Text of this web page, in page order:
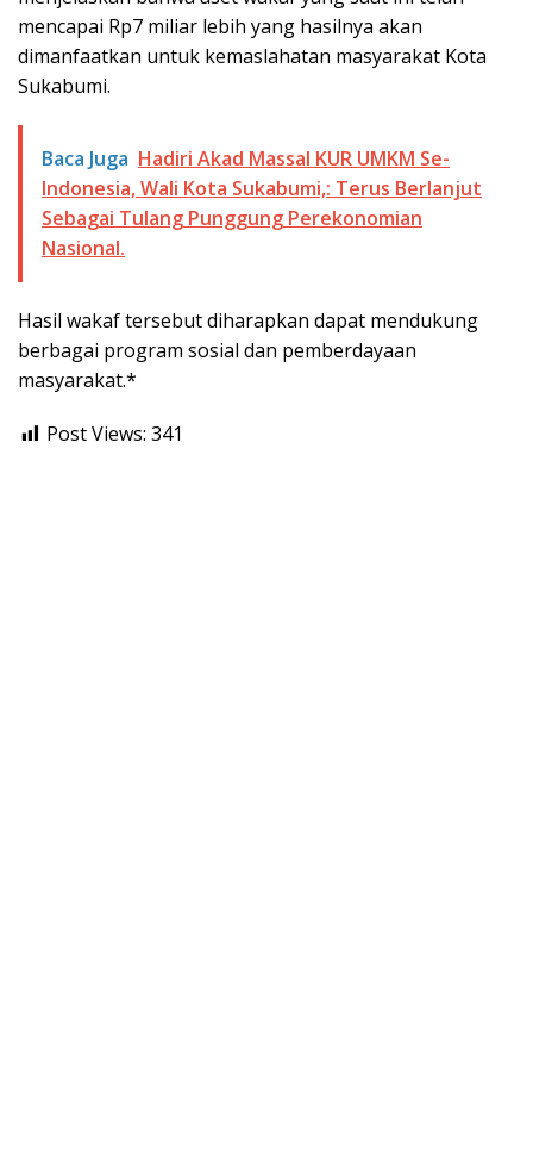
mencapai Rp7 miliar lebih yang hasilnya akan
dimanfaatkan untuk kemaslahatan masyarakat Kota
Sukabumi.
Baca Juga Hadiri Akad Massal KUR UMKM Se-
Indonesia, Wali Kota Sukabumi,: Terus Berlanjut
Sebagai Tulang Punggung Perekonomian
Nasional.
Hasil wakaf tersebut diharapkan dapat mendukung
berbagai program sosial dan pemberdayaan
masyarakat.*
Post Views: 341